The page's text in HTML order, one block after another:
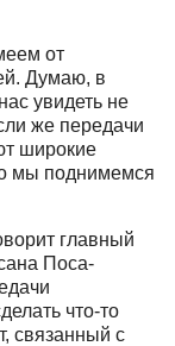
от
Думаю, в
увидеть не
же передачи
широкие
мы поднимемся
главный
Поса-
что-то
связанный с